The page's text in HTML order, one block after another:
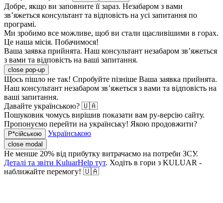
Добре, якщо ви заповните її зараз. Незабаром з вами
зв’яжеться консультант та відповість на усі запитання по
програмі.
Ми зробимо все можливе, щоб ви стали щасливішими в горах.
Це наша місія. Побачимося!
Ваша заявка прийнята. Наш консультант незабаром зв’яжеться
з вами та відповість на ваші запитання.
close pop-up
Щось пішло не так! Спробуйте пізніше Ваша заявка прийнята.
Наш консультант незабаром зв’яжеться з вами та відповість на
ваші запитання.
Давайте українською? 🇺🇦
Пошуковик чомусь вирішив показати вам ру-версію сайту.
Пропонуємо перейти на українську! Якою продовжити?
Р*сійською Українською
close modal
Не менше 20% від прибутку витрачаємо на потреби ЗСУ.
Деталі та звіти KuluarHelp тут. Ходіть в гори з KULUAR -
наближайте перемогу! 🇺🇦